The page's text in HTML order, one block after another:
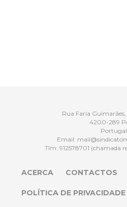
Rua Faria Guimarães,
4200-289
Portugal
Email:
Tlm: 912578701 (chamada
ACERCA CONTACTOS
POLÍTICA DE PRIVACIDADE